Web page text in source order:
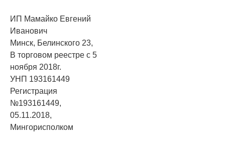
ИП Мамайко Евгений
Иванович
Минск, Белинского 23,
В торговом реестре с 5
ноября 2018г.
УНП 193161449
Регистрация
№193161449,
05.11.2018,
Мингорисполком